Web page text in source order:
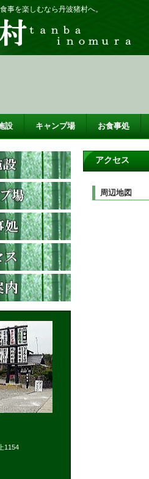
事を楽しむなら丹波猪村へ。
アクセス
周辺地図
設 キャンプ場 お食事処
1154